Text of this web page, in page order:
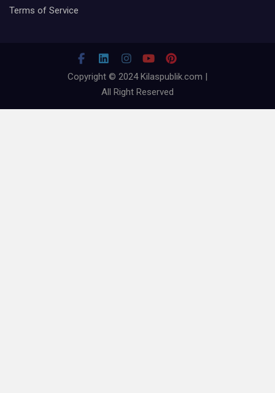
Terms of Service
Copyright © 2024 Kilaspublik.com |
All Right Reserved